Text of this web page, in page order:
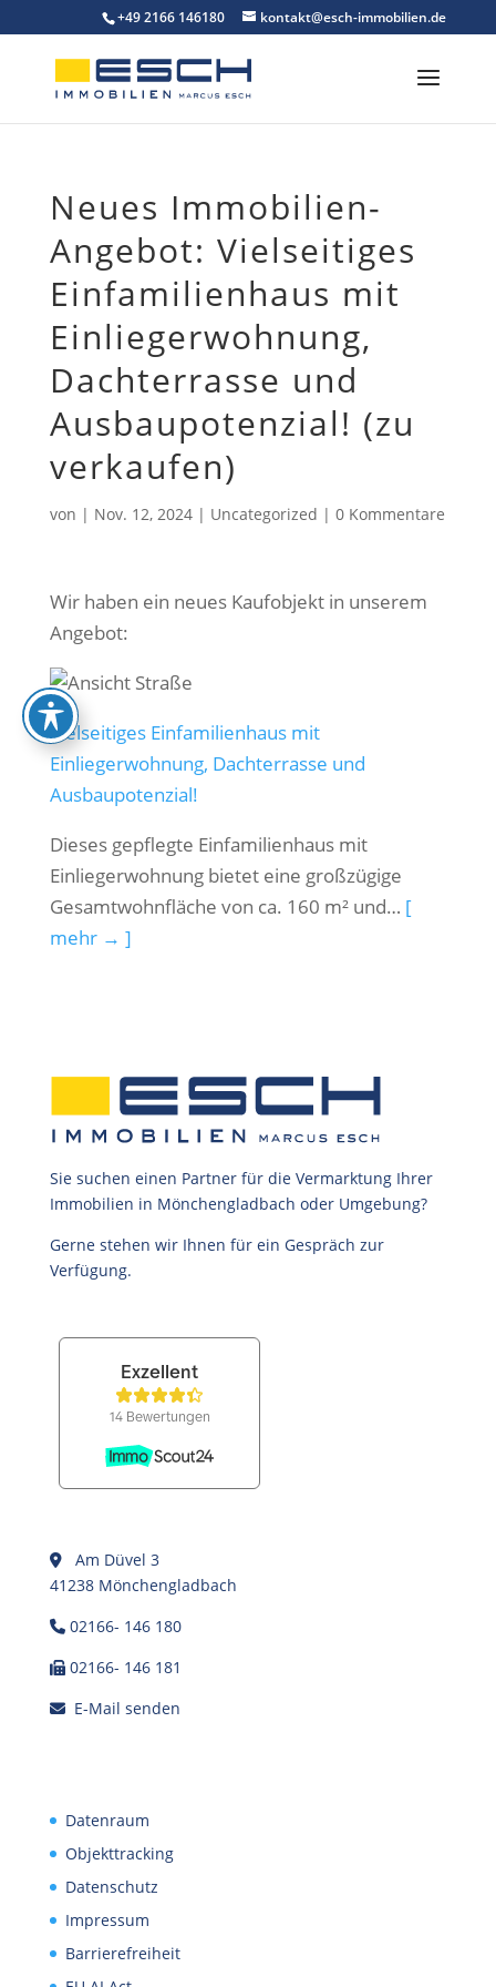
to
content
+49 2166 146180 kontakt@esch-immobilien.de
Neues Immobilien-
Angebot: Vielseitiges
Einfamilienhaus mit
Einliegerwohnung,
Dachterrasse und
Ausbaupotenzial! (zu
verkaufen)
von | Nov. 12, 2024| Uncategorized | 0 Kommentare
Wir haben ein neues Kaufobjekt in unserem
Angebot:
Vielseitiges Einfamilienhaus mit
Einliegerwohnung, Dachterrasse und
Ausbaupotenzial!
Dieses gepflegte Einfamilienhaus mit
Einliegerwohnung bietet eine großzügige
Gesamtwohnfläche von ca. 160 m² und… [
mehr → ]
Sie suchen einen Partner für die Vermarktung Ihrer
Immobilien in Mönchengladbach oder Umgebung?
Gerne stehen wir Ihnen für ein Gespräch zur
Verfügung.
Am Düvel 3
41238 Mönchengladbach
02166- 146 180
02166- 146 181
E-Mail senden
Datenraum
Objekttracking
Datenschutz
Impressum
Barrierefreiheit